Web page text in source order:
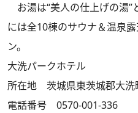
お湯は“美人の仕上げの湯”
には全10棟のサウナ＆温泉
ン。
大洗パークホテル
所在地 茨城県東茨城郡大洗
電話番号 0570-001-336